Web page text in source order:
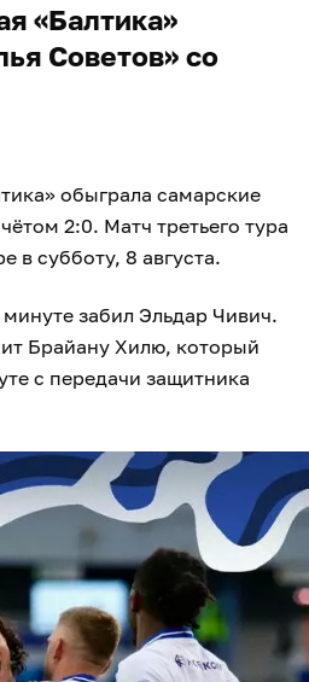
«Балтика»
Советов» со
обыграла самарские
2:0. Матч третьего тура
в субботу, 8 августа.
забил Эльдар Чивич.
Брайану Хилю, который
с передачи защитника